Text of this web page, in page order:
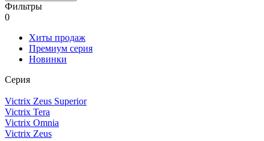
Фильтры
0
Хиты продаж
Премиум серия
Новинки
Серия
Victrix Zeus Superior
Victrix Tera
Victrix Omnia
Victrix Zeus